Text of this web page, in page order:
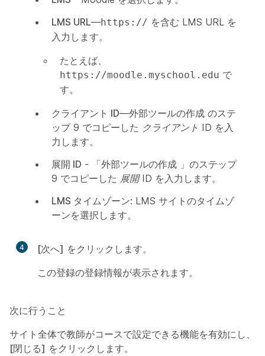
LMS URL—https:// を含む LMS URL を
入力します。
たとえば、
https://moodle.myschool.edu で
す。
クライアント ID—外部ツールの作成 のステ
ップ 9 でコピーした クライアント ID を入
力します。
展開 ID - 「外部ツールの作成 」のステップ
9 でコピーした 展開 ID を入力します。
LMS タイムゾーン: LMS サイトのタイムゾ
ーンを選択します。
4 [次へ] をクリックします。
この登録の登録情報が表示されます。
次に行うこと
サイト全体で教師がコースで設定できる機能を有効にし、
[閉じる] をクリックします。